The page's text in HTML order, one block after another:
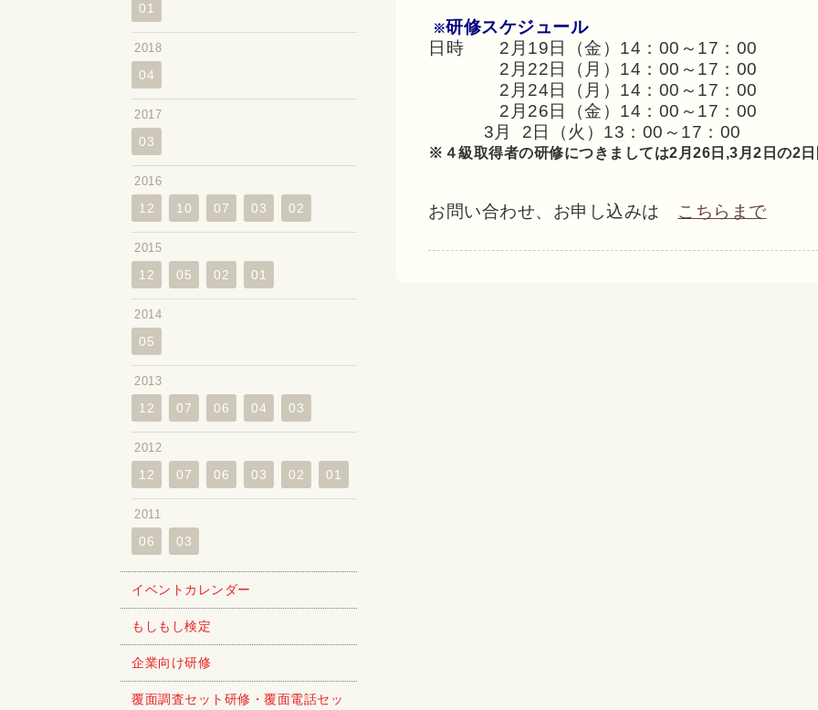
※研修スケジュール
日時 2月19日（金）14：00～17：00
2月22日（月）14：00～17：00
2月24日（月）14：00～17：00
2月26日（金）14：00～17：00
3月 2日（火）13：00～17：00
※４級取得者の研修につきましては2月26日,3月2日の2
お問い合わせ、お申し込みは こちらまで
01
2018
04
2017
03
2016
12 10 07 03 02
2015
12 05 02 01
2014
05
2013
12 07 06 04 03
2012
12 07 06 03 02 01
2011
06 03
イベントカレンダー
もしもし検定
企業向け研修
覆面調査セット研修・覆面電話セッ